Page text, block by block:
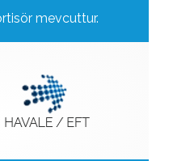
mevcuttur.